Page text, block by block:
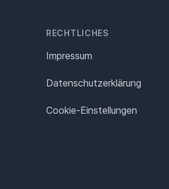
RECHTLICHES
Impressum
Datenschutz­erklärung
Cookie-Einstellungen